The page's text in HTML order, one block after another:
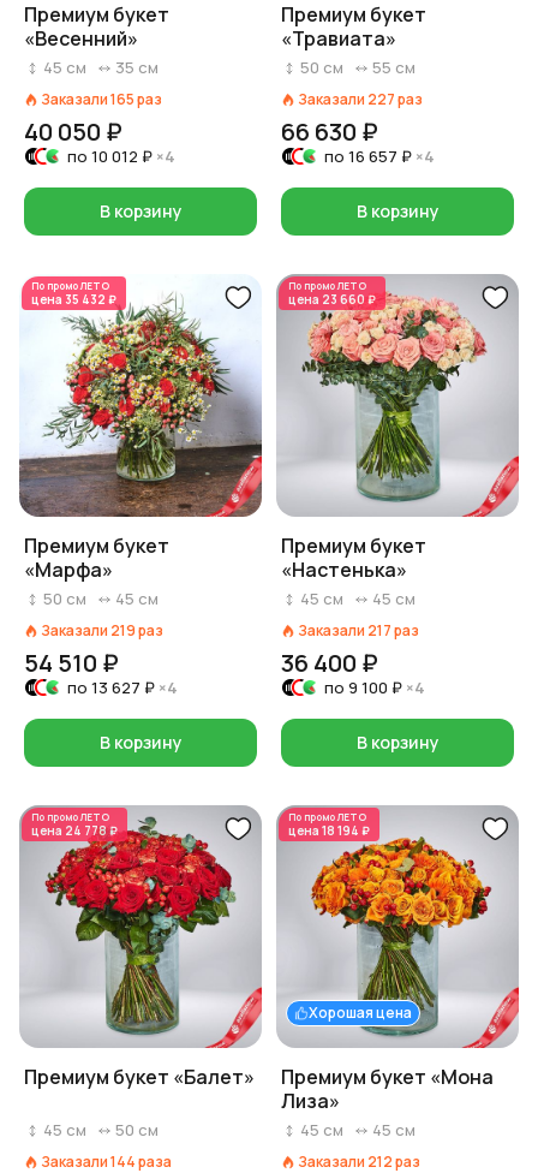
Премиум букет
«Весенний»
45 см 35 см
Заказали165раз
40 050 ₽
по 10 012 ₽ ×4
В корзину
Премиум букет
«Травиата»
50 см 55 см
Заказали 227раз
66 630 ₽
по 16 657 ₽ ×4
В корзину
По промоЛЕТО
цена 35 432 ₽
Премиум букет
«Марфа»
50 см 45 см
Заказали 219раз
54 510 ₽
по 13 627 ₽ ×4
В корзину
По промоЛЕТО
цена 23 660 ₽
Премиум букет
«Настенька»
45 см 45 см
Заказали 217раз
36 400 ₽
по 9 100 ₽ ×4
В корзину
По промоЛЕТО
цена 24 778 ₽
Премиум букет «Балет»
45 см 50 см
Заказали144раза
По промоЛЕТО
цена 18 194 ₽
Хорошая цена
Премиум букет «Мона
Лиза»
45 см 45 см
Заказали 212раз